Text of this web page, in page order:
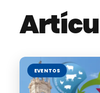
EVENTOS